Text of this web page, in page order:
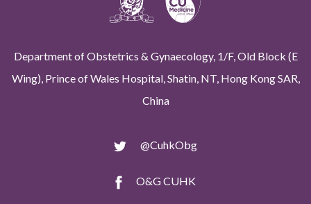
Department of Obstetrics & Gynaecology, 1/F, Old Block (E
Wing), Prince of Wales Hospital, Shatin, NT, Hong Kong SAR,
China
@CuhkObg
O&G CUHK